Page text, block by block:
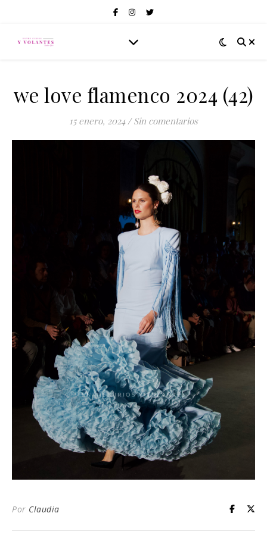
we love flamenco 2024 (42)
15 enero, 2024 / Sin comentarios
Por Claudia